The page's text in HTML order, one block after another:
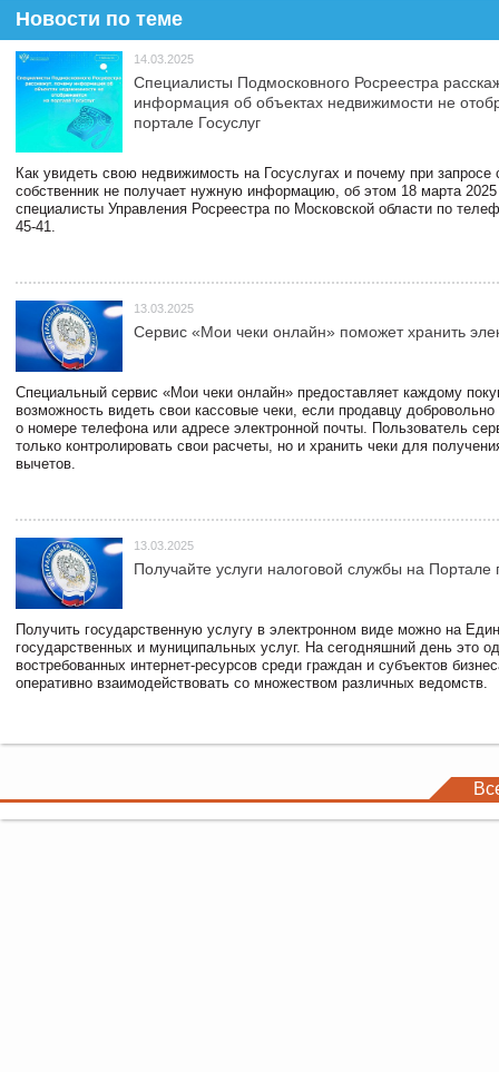
Новости по теме
14.03.2025
Специалисты Подмосковного Росреестра
информация об объектах недвижимости не
портале Госуслуг
Как увидеть свою недвижимость на Госуслугах и почему при запросе
собственник не получает нужную информацию, об этом 18 марта 2025
специалисты Управления Росреестра по Московской области по
45-41.
13.03.2025
Сервис «Мои чеки онлайн» поможет хранить
Специальный сервис «Мои чеки онлайн» предоставляет каждому
возможность видеть свои кассовые чеки, если продавцу
о номере телефона или адресе электронной почты. Пользователь
только контролировать свои расчеты, но и хранить чеки для
вычетов.
13.03.2025
Получайте услуги налоговой службы на Портале
Получить государственную услугу в электронном виде можно на
государственных и муниципальных услуг. На сегодняшний день это
востребованных интернет-ресурсов среди граждан и субъектов
оперативно взаимодействовать со множеством различных ведомств.